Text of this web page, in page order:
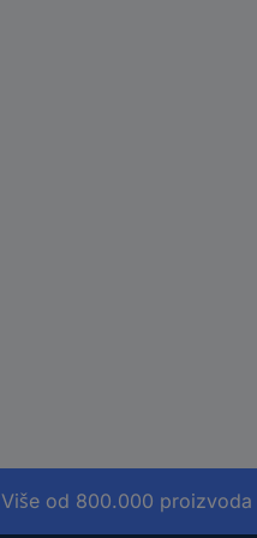
Više od 800.000 proizvoda